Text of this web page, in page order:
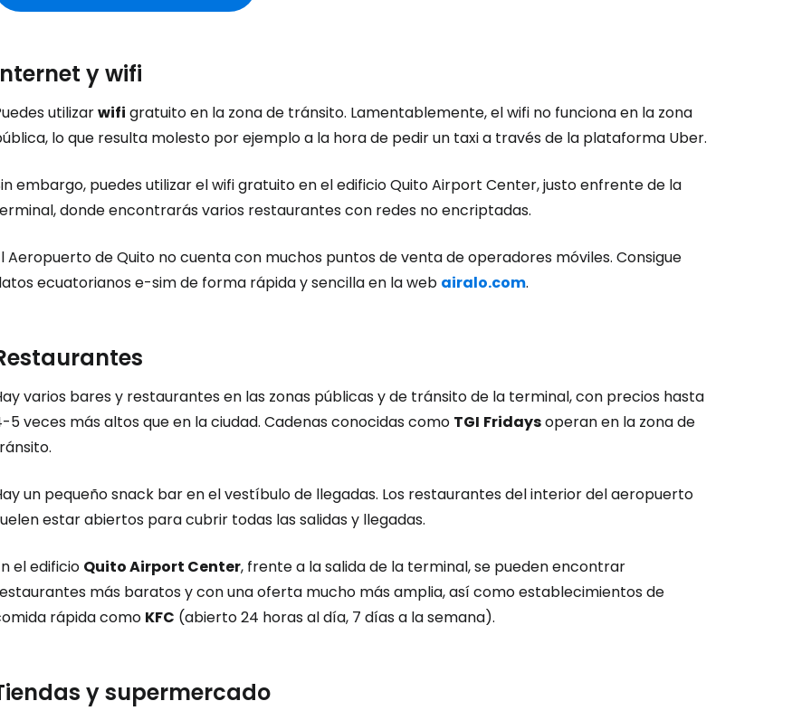
y wifi
utilizarwifi gratuito en la zona de tránsito. Lamentablemente, el wifi no funciona en la zona
lo que resulta molesto por ejemplo a la hora de pedir un taxi a través de la plataforma Uber.
embargo, puedes utilizar el wifi gratuito en el edificio Quito Airport Center, justo enfrente de la
donde encontrarás varios restaurantes con redes no encriptadas.
Aeropuerto de Quito no cuenta con muchos puntos de venta de operadores móviles. Consigue
ecuatorianos e-sim de forma rápida y sencilla en la web airalo.com.
varios bares y restaurantes en las zonas públicas y de tránsito de la terminal, con precios hasta
5 veces más altos que en la ciudad. Cadenas conocidas como TGI Fridaysoperan en la zona de
un pequeño snack bar en el vestíbulo de llegadas. Los restaurantes del interior del aeropuerto
estar abiertos para cubrir todas las salidas y llegadas.
el edificio Quito Airport Center, frente a la salida de la terminal, se pueden encontrar
más baratos y con una oferta mucho más amplia, así como establecimientos de
rápida como KFC (abierto 24 horas al día, 7 días a la semana).
y supermercado
... la comunidad mundial de viajeros
Continuar con Email